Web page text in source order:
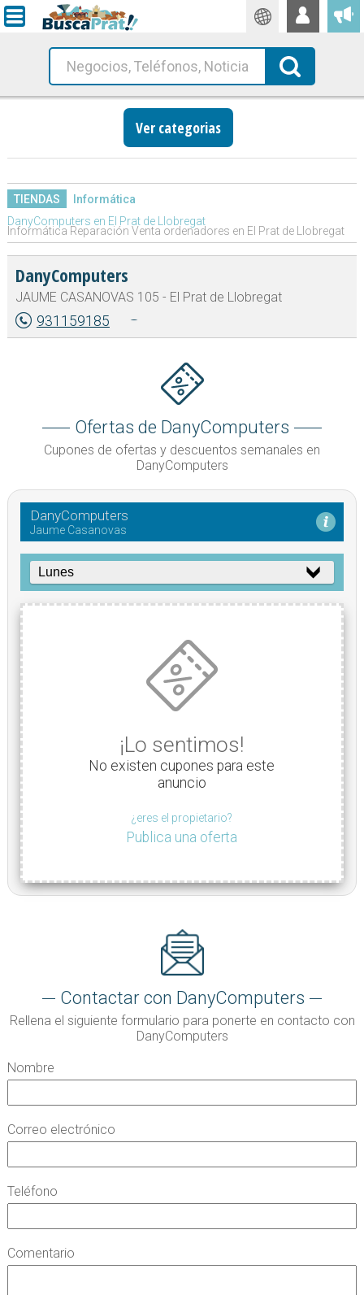
Traductor
Busca!
Ver categorias
TIENDAS
Informática
DanyComputers en El Prat de Llobregat
Informática Reparación Venta ordenadores en El Prat de Llobregat
DanyComputers
JAUME CASANOVAS 105 - El Prat de Llobregat
931159185
Ofertas de DanyComputers
Cupones de ofertas y descuentos semanales en
DanyComputers
DanyComputers
Jaume Casanovas
¡Lo sentimos!
No existen cupones para este
anuncio
¿eres el propietario?
Publica una oferta
Contactar con DanyComputers
Rellena el siguiente formulario para ponerte en contacto con
DanyComputers
Nombre
Correo electrónico
Teléfono
Comentario